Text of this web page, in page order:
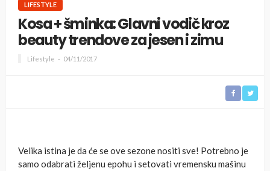
LIFESTYLE
Kosa + šminka: Glavni vodič kroz
beauty trendove za jesen i zimu
Lifestyle 04/11/2017
Velika istina je da će se ove sezone nositi sve! Potrebno je
samo odabrati željenu epohu i setovati vremensku mašinu